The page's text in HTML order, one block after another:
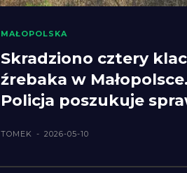
MAŁOPOLSKA
Skradziono cztery
źrebaka w Małopolsce.
Policja poszukuje
TOMEK - 2026-05-10